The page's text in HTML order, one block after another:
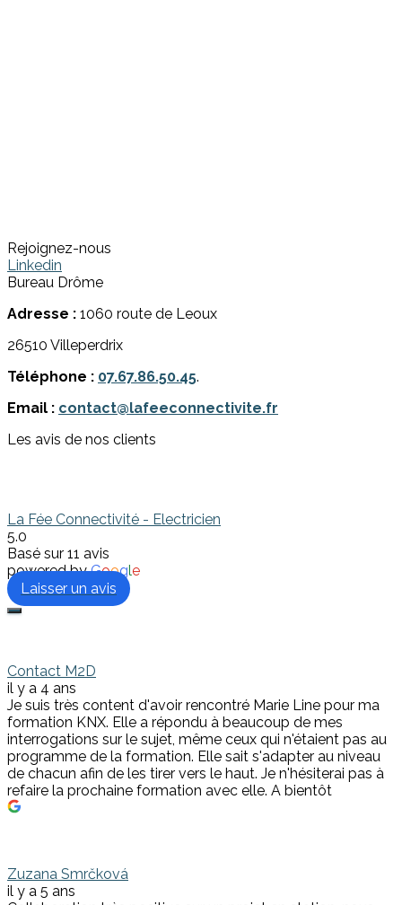
Rejoignez-nous
Linkedin
Bureau Drôme
Adresse : 1060 route de Leoux
26510 Villeperdrix
Téléphone : 07.67.86.50.45.
Email : contact@lafeeconnectivite.fr
Les avis de nos clients
La Fée Connectivité - Electricien
5.0
Basé sur 11 avis
powered byGoogle
Contact M2D
il y a 4 ans
Je suis très content d'avoir rencontré Marie Line pour ma
formation KNX. Elle a répondu à beaucoup de mes
interrogations sur le sujet, même ceux qui n'étaient pas au
programme de la formation. Elle sait s'adapter au niveau
de chacun afin de les tirer vers le haut. Je n'hésiterai pas à
refaire la prochaine formation avec elle. A bientôt
Zuzana Smrčková
il y a 5 ans